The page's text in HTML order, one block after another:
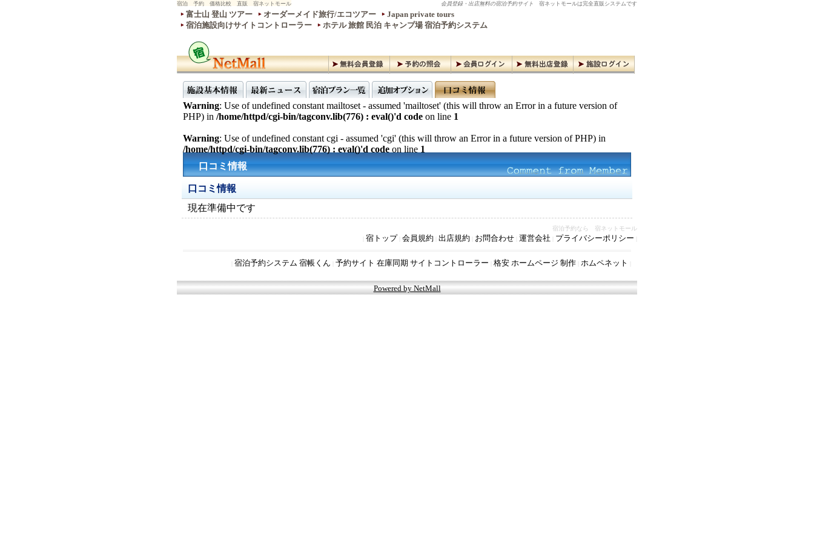
宿泊 予約 価格比較 直販 宿ネットモール 会員登録・出店無料の宿泊予約サイト 宿ネットモールは完全直販システムです
富士山 登山 ツアー オーダーメイド旅行/エコツアー
Japan private tours
宿泊施設向けサイトコントローラー
ホテル 旅館 民泊 キャンプ場 宿泊予約システム
Warning: Use of undefined constant mailtoset - assumed 'mailtoset' (this will throw an Error in a future version of
PHP) in /home/httpd/cgi-bin/tagconv.lib(776) : eval()'d code on line 1
Warning: Use of undefined constant cgi - assumed 'cgi' (this will throw an Error in a future version of PHP) in
/home/httpd/cgi-bin/tagconv.lib(776) : eval()'d code on line 1
口コミ情報
口コミ情報
現在準備中です
宿泊予約なら 宿ネットモール
宿トップ 会員規約 出店規約 お問合わせ 運営会社 プライバシーポリシー
宿泊予約システム 宿帳くん 予約サイト 在庫同期 サイトコントローラー 格安 ホームページ 制作 ホムペネット
Powered by NetMall